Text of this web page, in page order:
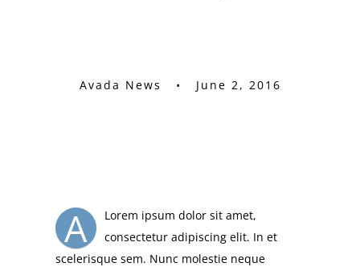
Avada News • June 2, 2016
A
Lorem ipsum dolor sit amet,
consectetur adipiscing elit. In et
scelerisque sem. Nunc molestie neque